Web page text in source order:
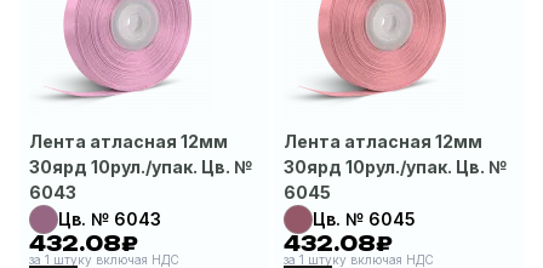
Лента атласная 12мм
30ярд 10рул./упак. Цв. №
6043
Цв. № 6043
432.08₽
за 1 штуку включая НДС
Лента атласная 12мм
30ярд 10рул./упак. Цв. №
6045
Цв. № 6045
432.08₽
за 1 штуку включая НДС